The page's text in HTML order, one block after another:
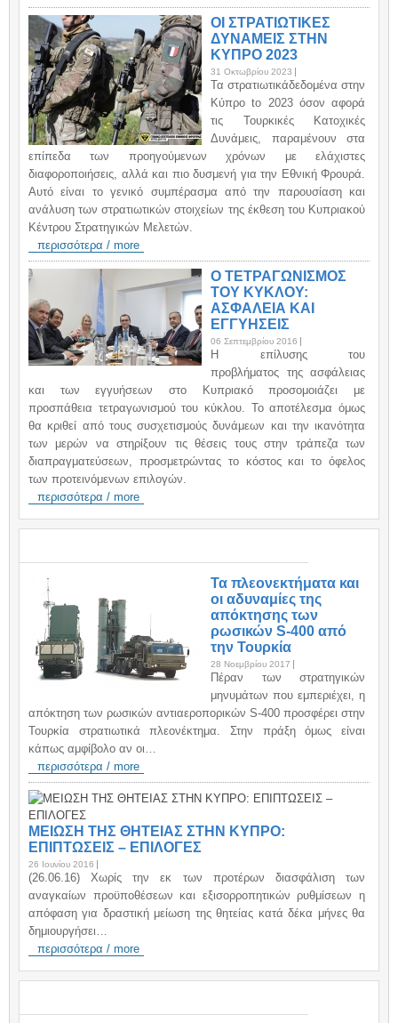
ΟΙ ΣΤΡΑΤΙΩΤΙΚΕΣ
ΔΥΝΑΜΕΙΣ ΣΤΗΝ
ΚΥΠΡΟ 2023
31 Οκτωβρίου 2023
Τα στρατιωτικάδεδομένα στην
Κύπρο to 2023 όσον αφορά
τις Τουρκικές Κατοχικές
Δυνάμεις, παραμένουν στα
επίπεδα των προηγούμενων χρόνων με ελάχιστες
διαφοροποιήσεις, αλλά και πιο δυσμενή για την Εθνική Φρουρά.
Αυτό είναι το γενικό συμπέρασμα από την παρουσίαση και
ανάλυση των στρατιωτικών στοιχείων της έκθεση του Κυπριακού
Κέντρου Στρατηγικών Μελετών.
περισσότερα / more
Ο ΤΕΤΡΑΓΩΝΙΣΜΟΣ
ΤΟΥ ΚΥΚΛΟΥ:
ΑΣΦΑΛΕΙΑ ΚΑΙ
ΕΓΓΥΗΣΕΙΣ
06 Σεπτεμβρίου 2016
H επίλυσης του
προβλήματος της ασφάλειας
και των εγγυήσεων στο Κυπριακό προσομοιάζει με
προσπάθεια τετραγωνισμού του κύκλου. Το αποτέλεσμα όμως
θα κριθεί από τους συσχετισμούς δυνάμεων και την ικανότητα
των μερών να στηρίξουν τις θέσεις τους στην τράπεζα των
διαπραγματεύσεων, προσμετρώντας το κόστος και το όφελος
των προτεινόμενων επιλογών.
περισσότερα / more
Τα πλεονεκτήματα και
οι αδυναμίες της
απόκτησης των
ρωσικών S-400 από
την Τουρκία
28 Νοεμβρίου 2017
Πέραν των στρατηγικών
μηνυμάτων που εμπεριέχει, η
απόκτηση των ρωσικών αντιαεροπορικών S-400 προσφέρει στην
Τουρκία στρατιωτικά πλεονέκτημα. Στην πράξη όμως είναι
κάπως αμφίβολο αν οι…
περισσότερα / more
ΜΕΙΩΣΗ ΤΗΣ ΘΗΤΕΙΑΣ ΣΤΗΝ ΚΥΠΡΟ:
ΕΠΙΠΤΩΣΕΙΣ – ΕΠΙΛΟΓΕΣ
26 Ιουνίου 2016
(26.06.16) Χωρίς την εκ των προτέρων διασφάλιση των
αναγκαίων προϋποθέσεων και εξισορροπητικών ρυθμίσεων η
απόφαση για δραστική μείωση της θητείας κατά δέκα μήνες θα
δημιουργήσει…
περισσότερα / more